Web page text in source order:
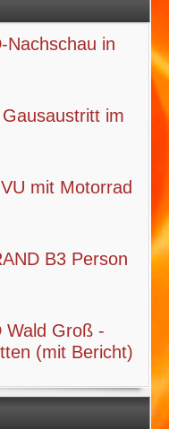
Nachschau in
im
mit Motorrad
B3 Person
Wald Groß -
(mit Bericht)